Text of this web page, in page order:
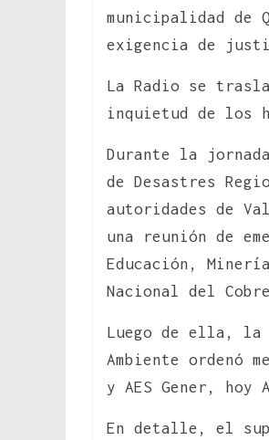
municipalidad
exigencia de
La Radio se
inquietud de los
Durante la
de Desastres
autoridades de
una reunión de
Educación,
Nacional del
Luego de ella, la
Ambiente ordenó
y AES Gener, hoy
En detalle, el